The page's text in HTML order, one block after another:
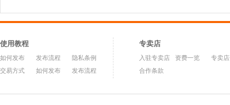
使用教程
如何发布 发布流程
隐私条例
交易方式
如何发布 发布流程
专卖店
入驻专卖店 资费一览
专卖
合作条款